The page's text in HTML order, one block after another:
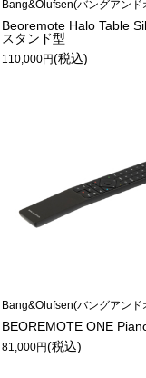
Bang&Olufsen(バングアンド
Beoremote Halo Table
スタンド型
110,000円(税込)
Bang&Olufsen(バングアンド
BEOREMOTE ONE
81,000円(税込)